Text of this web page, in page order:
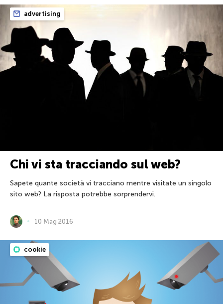
advertising
Chi vi sta tracciando sul web?
Sapete quante società vi tracciano mentre visitate un singolo
sito web? La risposta potrebbe sorprendervi.
10 Mag 2016
cookie